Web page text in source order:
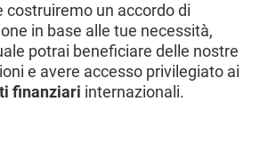
costruiremo un accordo di
in base alle tue necessità,
potrai beneficiare delle nostre
e avere accesso privilegiato ai
finanziari internazionali.